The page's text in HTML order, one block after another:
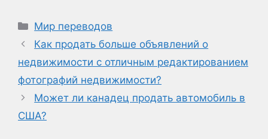
Рубрики
Мир переводов
Как продать больше объявлений о
недвижимости с отличным редактированием
фотографий недвижимости?
Может ли канадец продать автомобиль в
США?